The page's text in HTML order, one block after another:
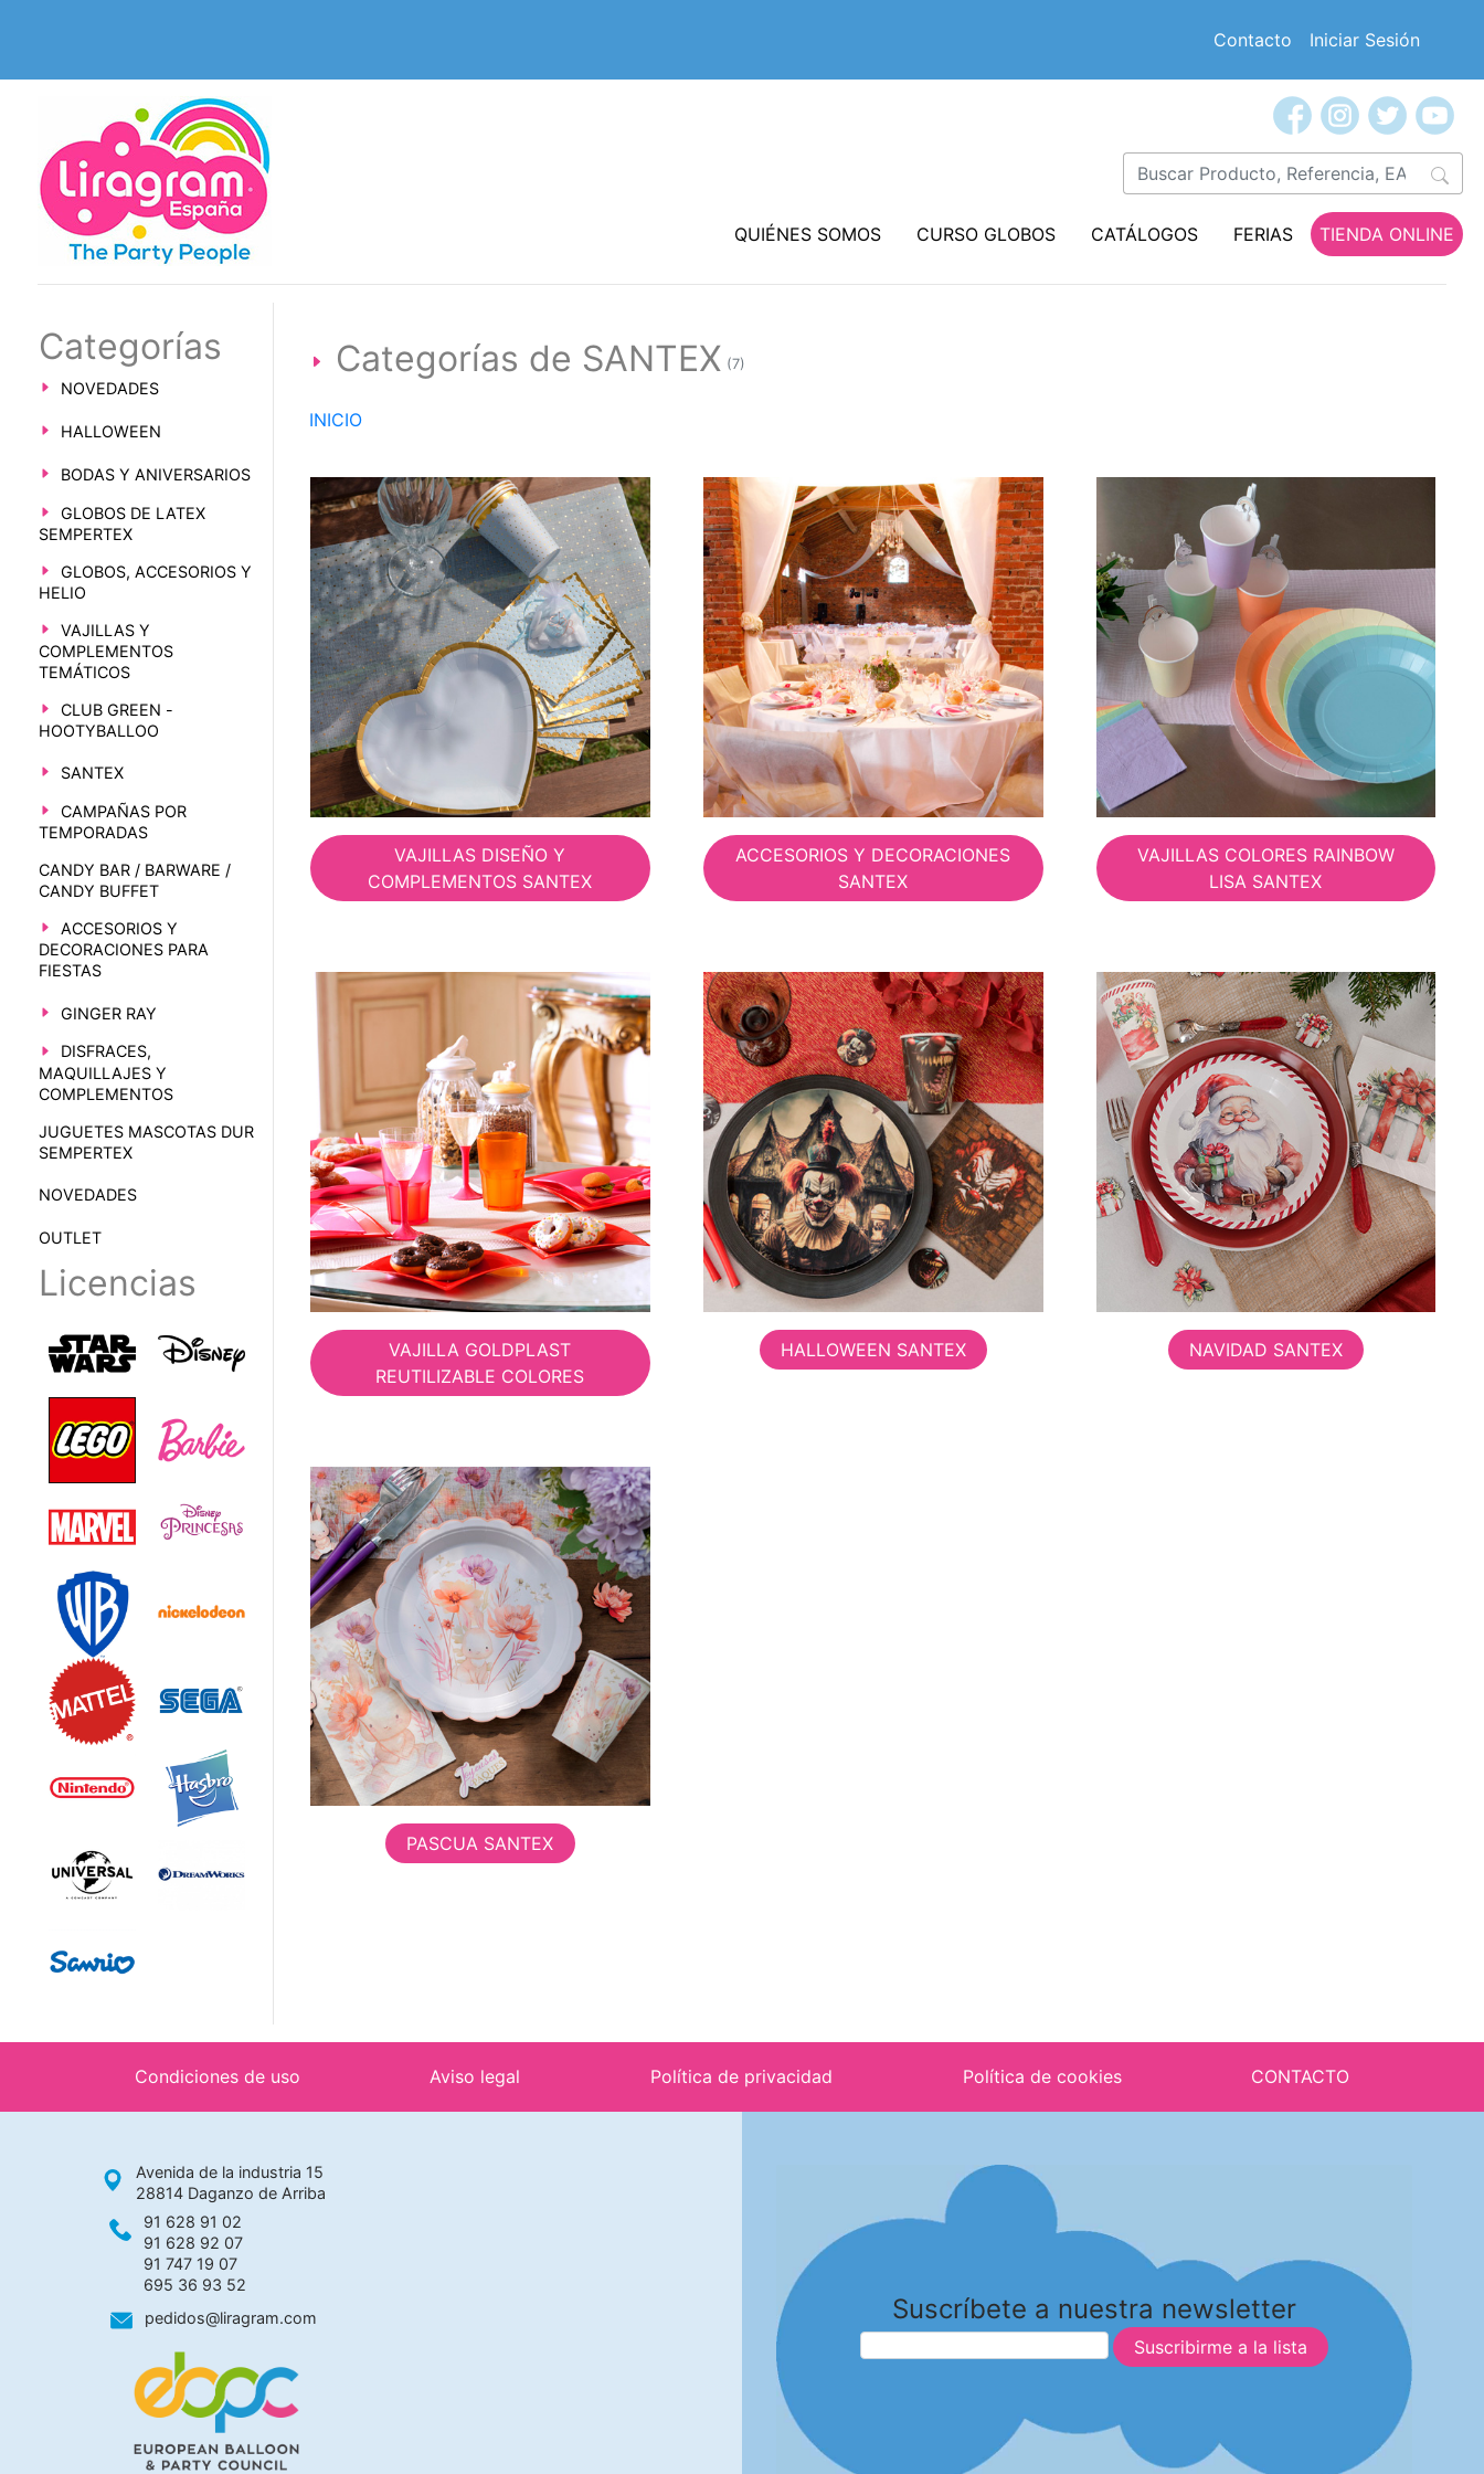
Contacto Iniciar Sesión
QUIÉNES SOMOS CURSO GLOBOS CATÁLOGOS FERIAS TIENDA ONLINE
Categorías
NOVEDADES
HALLOWEEN
BODAS Y ANIVERSARIOS
GLOBOS DE LATEX
SEMPERTEX
GLOBOS, ACCESORIOS Y
HELIO
VAJILLAS Y
COMPLEMENTOS
TEMÁTICOS
CLUB GREEN -
HOOTYBALLOO
SANTEX
CAMPAÑAS POR
TEMPORADAS
CANDY BAR / BARWARE /
CANDY BUFFET
ACCESORIOS Y
DECORACIONES PARA
FIESTAS
GINGER RAY
DISFRACES,
MAQUILLAJES Y
COMPLEMENTOS
JUGUETES MASCOTAS DUR
SEMPERTEX
NOVEDADES
OUTLET
Licencias
Categorías de SANTEX (7)
INICIO
VAJILLAS DISEÑO Y
COMPLEMENTOS SANTEX
ACCESORIOS Y DECORACIONES
SANTEX
VAJILLAS COLORES RAINBOW
LISA SANTEX
VAJILLA GOLDPLAST
REUTILIZABLE COLORES
HALLOWEEN SANTEX NAVIDAD SANTEX
PASCUA SANTEX
Condiciones de uso Aviso legal Política de privacidad Política de cookies CONTACTO
Avenida de la industria 15
28814 Daganzo de Arriba
91 628 91 02
91 628 92 07
91 747 19 07
695 36 93 52
pedidos@liragram.com
Suscríbete a nuestra newsletter
Suscribirme a la lista